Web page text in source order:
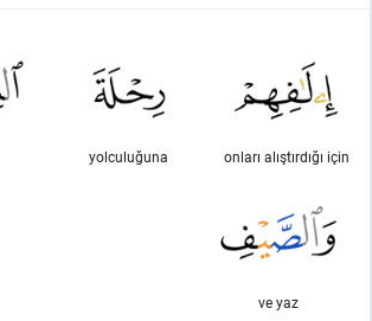
onları alıştırdığı için
yolculuğuna
ve yaz